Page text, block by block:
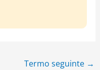
Termo seguinte →